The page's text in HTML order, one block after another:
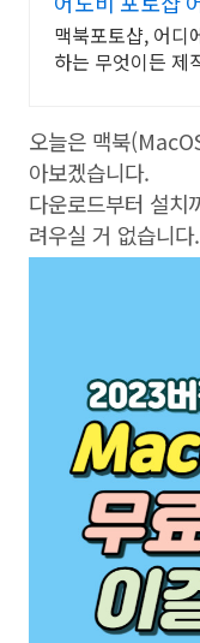
맥북포토샵, 어
하는 무엇이든 제
오늘은 맥북
아보겠습니다.
다운로드부터 설치
려우실 거 없습니